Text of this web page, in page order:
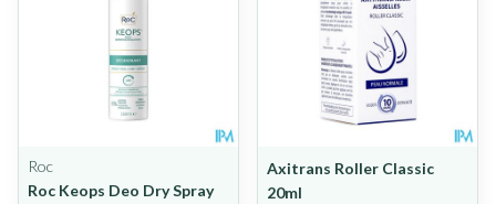
Roc
Roc Keops Deo Dry Spray
Axitrans Roller Classic
20ml